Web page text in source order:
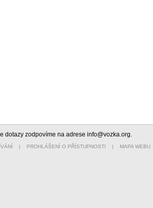
zodpovíme na adrese info@vozka.org.
| PROHLÁŠENÍ O PŘÍSTUPNOSTI | MAPA WEBU